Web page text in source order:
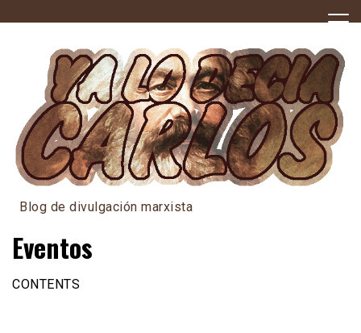
to
Blog de divulgación marxista
Eventos
CONTENTS